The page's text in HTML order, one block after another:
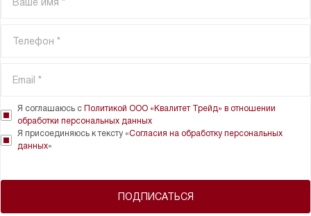
ПОДПИСАТЬСЯ
Я соглашаюсь с Политикой ООО «Квалитет Трейд» в отношении
обработки персональных данных
Я присоединяюсь к тексту «Согласия на обработку персональных
данных»